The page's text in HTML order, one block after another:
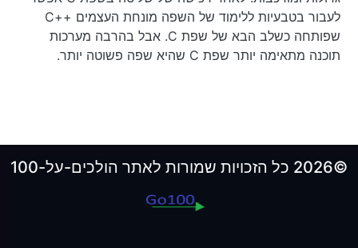
לעבור בטבעיות ללימוד של השפה מונחת העצמים ++C
שפותחה כשלב הבא של שפת C. אבל בהרבה מערכות
תוכנה מתאימה יותר שפת C שהיא שפה פשוטה יותר.
©2026 כל הזכויות שמורות לאתר הולכים-על-100